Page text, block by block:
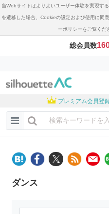
当Webサイトはよりよいユーザー体験を実現す
を遷移した場合、Cookieの設定および使用に同
ーポリシーをご覧くだ
総会員数
プレミアム会員登
ダンス